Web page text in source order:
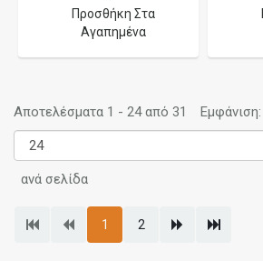
Προσθήκη Στα
Αγαπημένα
Αποτελέσματα 1 - 24 από 31 Εμφάνιση:
ανά σελίδα
1 2